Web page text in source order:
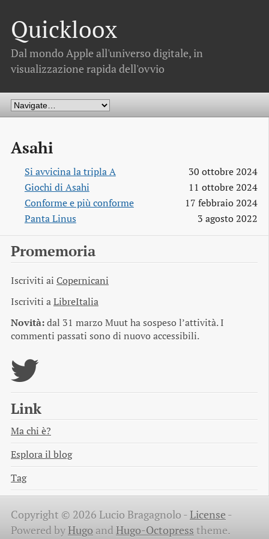
Quickloox
Dal mondo Apple all'universo digitale, in
visualizzazione rapida dell'ovvio
Asahi
Si avvicina la tripla A
30 ottobre 2024
Giochi di Asahi
11 ottobre 2024
Conforme e più conforme
17 febbraio 2024
Panta Linus
3 agosto 2022
Promemoria
Iscriviti ai Copernicani
Iscriviti aLibreItalia
Novità:dal 31 marzo Muut ha sospeso l’attività. I
commenti passati sono di nuovo accessibili.
Link
Ma chi è?
Esplora il blog
Tag
Copyright © 2026 Lucio Bragagnolo -License -
Powered byHugo and Hugo-Octopress theme.